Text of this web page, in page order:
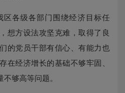
区各级各部门围绕经济目标任
想方设法攻坚克难，取得了良
的党员干部有信心、有能力也
在经济增长的基础不够牢固、
够高等问题。